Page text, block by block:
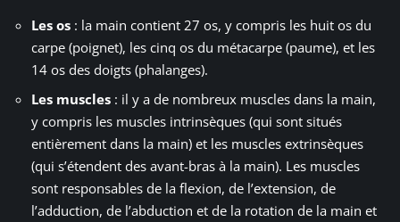
Les os : la main contient 27 os, y compris les huit os du
carpe (poignet), les cinq os du métacarpe (paume), et les
14 os des doigts (phalanges).
Les muscles : il y a de nombreux muscles dans la main,
y compris les muscles intrinsèques (qui sont situés
entièrement dans la main) et les muscles extrinsèques
(qui s’étendent des avant-bras à la main). Les muscles
sont responsables de la flexion, de l’extension, de
l’adduction, de l’abduction et de la rotation de la main et